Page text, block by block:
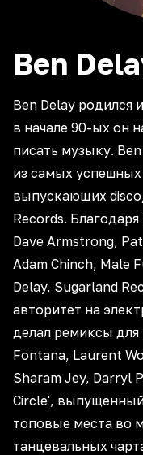
Ben
Ben Delay родился
в начале 90-ых он
писать музыку.
из самых
выпускающих
Records.
Dave Armstrong,
Adam Chinch, Male
Delay, Sugarland
авторитет на
делал ремиксы для
Fontana, Laurent
Sharam Jey, Darryl
Circle',
топовые места во
танцевальных